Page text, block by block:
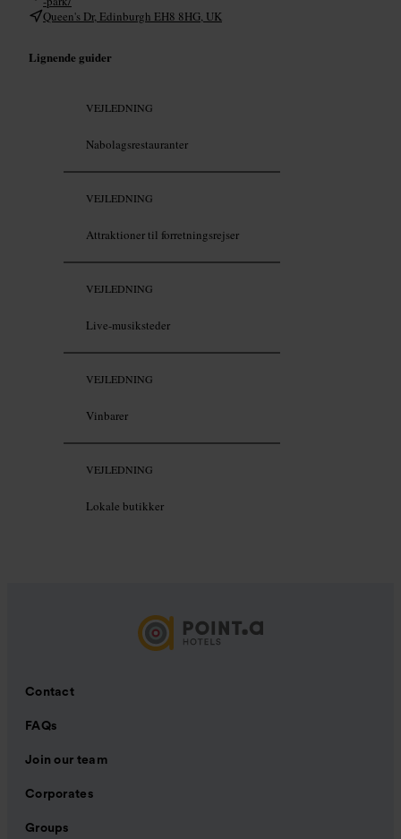
Queen's Dr, Edinburgh EH8 8HG, UK
Lignende guider
VEJLEDNING
Nabolagsrestauranter
VEJLEDNING
Attraktioner til forretningsrejser
VEJLEDNING
Live-musiksteder
VEJLEDNING
Vinbarer
VEJLEDNING
Lokale butikker
Contact
FAQs
Join our team
Corporates
Groups